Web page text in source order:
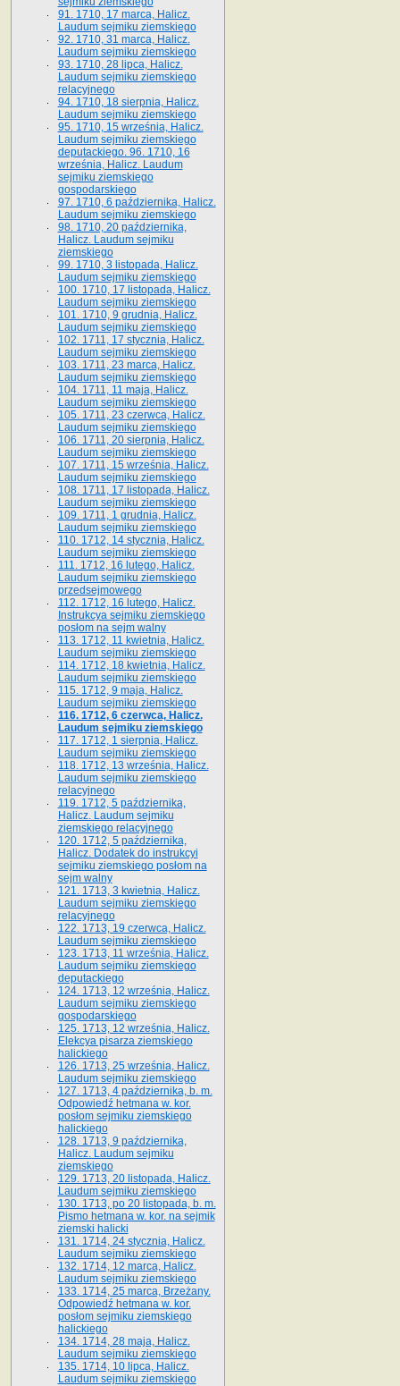
91. 1710, 17 marca, Halicz.
Laudum sejmiku ziemskiego
92. 1710, 31 marca, Halicz.
Laudum sejmiku ziemskiego
93. 1710, 28 lipca, Halicz.
Laudum sejmiku ziemskiego
relacyjnego
94. 1710, 18 sierpnia, Halicz.
Laudum sejmiku ziemskiego
95. 1710, 15 września, Halicz.
Laudum sejmiku ziemskiego
deputackiego. 96. 1710, 16
września, Halicz. Laudum
sejmiku ziemskiego
gospodarskiego
97. 1710, 6 października, Halicz.
Laudum sejmiku ziemskiego
98. 1710, 20 października,
Halicz. Laudum sejmiku
ziemskiego
99. 1710, 3 listopada, Halicz.
Laudum sejmiku ziemskiego
100. 1710, 17 listopada, Halicz.
Laudum sejmiku ziemskiego
101. 1710, 9 grudnia, Halicz.
Laudum sejmiku ziemskiego
102. 1711, 17 stycznia, Halicz.
Laudum sejmiku ziemskiego
103. 1711, 23 marca, Halicz.
Laudum sejmiku ziemskiego
104. 1711, 11 maja, Halicz.
Laudum sejmiku ziemskiego
105. 1711, 23 czerwca, Halicz.
Laudum sejmiku ziemskiego
106. 1711, 20 sierpnia, Halicz.
Laudum sejmiku ziemskiego
107. 1711, 15 września, Halicz.
Laudum sejmiku ziemskiego
108. 1711, 17 listopada, Halicz.
Laudum sejmiku ziemskiego
109. 1711, 1 grudnia, Halicz.
Laudum sejmiku ziemskiego
110. 1712, 14 stycznia, Halicz.
Laudum sejmiku ziemskiego
111. 1712, 16 lutego, Halicz.
Laudum sejmiku ziemskiego
przedsejmowego
112. 1712, 16 lutego, Halicz.
Instrukcya sejmiku ziemskiego
posłom na sejm walny
113. 1712, 11 kwietnia, Halicz.
Laudum sejmiku ziemskiego
114. 1712, 18 kwietnia, Halicz.
Laudum sejmiku ziemskiego
115. 1712, 9 maja, Halicz.
Laudum sejmiku ziemskiego
116. 1712, 6 czerwca, Halicz.
Laudum sejmiku ziemskiego
117. 1712, 1 sierpnia, Halicz.
Laudum sejmiku ziemskiego
118. 1712, 13 września, Halicz.
Laudum sejmiku ziemskiego
relacyjnego
119. 1712, 5 października,
Halicz. Laudum sejmiku
ziemskiego relacyjnego
120. 1712, 5 października,
Halicz. Dodatek do instrukcyi
sejmiku ziemskiego posłom na
sejm walny
121. 1713, 3 kwietnia, Halicz.
Laudum sejmiku ziemskiego
relacyjnego
122. 1713, 19 czerwca, Halicz.
Laudum sejmiku ziemskiego
123. 1713, 11 września, Halicz.
Laudum sejmiku ziemskiego
deputackiego
124. 1713, 12 września, Halicz.
Laudum sejmiku ziemskiego
gospodarskiego
125. 1713, 12 września, Halicz.
Elekcya pisarza ziemskiego
halickiego
126. 1713, 25 września, Halicz.
Laudum sejmiku ziemskiego
127. 1713, 4 października, b. m.
Odpowiedź hetmana w. kor.
posłom sejmiku ziemskiego
halickiego
128. 1713, 9 października,
Halicz. Laudum sejmiku
ziemskiego
129. 1713, 20 listopada, Halicz.
Laudum sejmiku ziemskiego
130. 1713, po 20 listopada, b. m.
Pismo hetmana w. kor. na sejmik
ziemski halicki
131. 1714, 24 stycznia, Halicz.
Laudum sejmiku ziemskiego
132. 1714, 12 marca, Halicz.
Laudum sejmiku ziemskiego
133. 1714, 25 marca, Brzeżany.
Odpowiedź hetmana w. kor.
posłom sejmiku ziemskiego
halickiego
134. 1714, 28 maja, Halicz.
Laudum sejmiku ziemskiego
135. 1714, 10 lipca, Halicz.
Laudum sejmiku ziemskiego